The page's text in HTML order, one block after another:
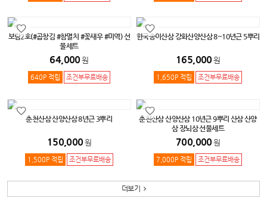
보람2호(#곱창김 #참멸치 #꽃새우 #미역) 선
물세트
64,000원
640P 적립 조건부무료배송
한국송이산삼 강화산양산삼 8~10년근 5뿌리
165,000원
1,650P 적립 조건부무료배송
춘천산삼 산양산삼 8년근 3뿌리
150,000원
1,500P 적립 조건부무료배송
춘천산삼 산양산삼 10년근 9뿌리 산삼 산양
삼 장뇌삼 선물세트
700,000원
7,000P 적립 조건부무료배송
더보기